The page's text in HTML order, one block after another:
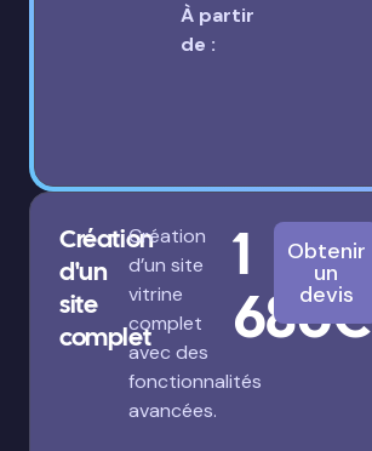
À partir
de :
Création
d'un
site
complet
Création
d’un site
vitrine
complet
avec des
fonctionnalités
avancées.
1
680€
Obtenir
un
devis